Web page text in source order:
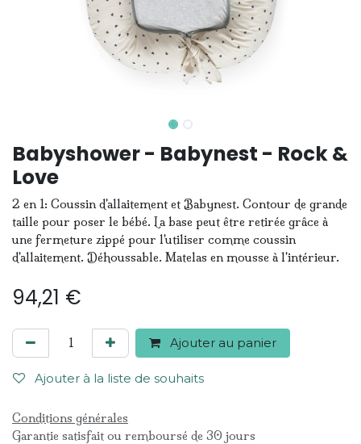
Babyshower - Babynest - Rock &
Love
2 en 1: Coussin d'allaitement et Babynest. Contour de grande
taille pour poser le bébé. La base peut être retirée grâce à
une fermeture zippé pour l'utiliser comme coussin
d'allaitement. Déhoussable. Matelas en mousse à l'intérieur.
94,21 €
Ajouter au panier
Ajouter à la liste de souhaits
Conditions générales
Garantie satisfait ou remboursé de 30 jours